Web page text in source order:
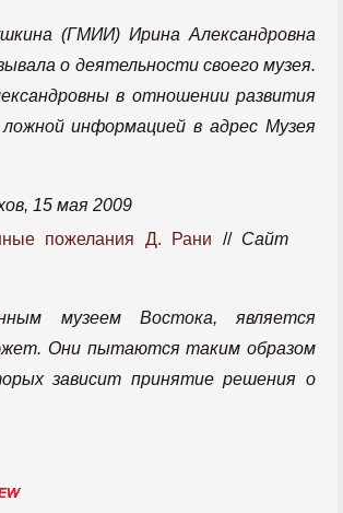
(ГМИИ) Ирина Александровна
о деятельности своего музея.
в отношении развития
информацией в адрес Музея
15 мая 2009
пожелания Д. Рани // Сайт
музеем Востока, является
Они пытаются таким образом
зависит принятие решения о